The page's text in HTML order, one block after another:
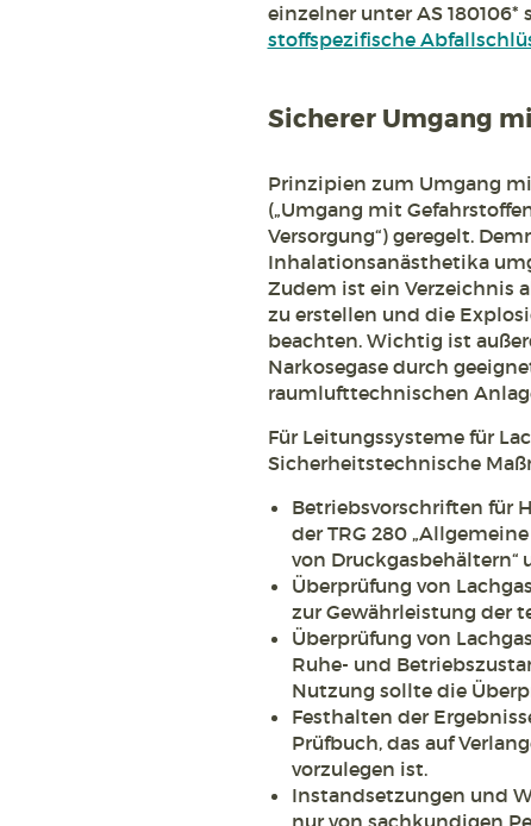
einzelner unter AS
stoffspezifische
Sicherer Umgang
Prinzipien zum Umgang
(„Umgang mit
Versorgung“) geregelt.
Inhalationsanästhetika
Zudem ist ein Verzeichnis
zu erstellen und die
beachten. Wichtig ist
Narkosegase durch
raumlufttechnischen
Für Leitungssysteme für
Sicherheitstechnische
Betriebsvorschriften für
der TRG 280
von Druckgasbehältern“
Überprüfung von
zur Gewährleistung der
Überprüfung von
Ruhe- und
Nutzung sollte die
Festhalten der
Prüfbuch, das auf
vorzulegen ist.
Instandsetzungen und
nur von sachkundigen